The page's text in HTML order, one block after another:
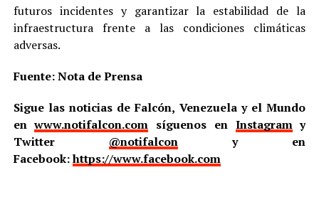
futuros incidentes y garantizar la estabilidad de la
infraestructura frente a las condiciones climáticas
adversas.
Fuente: Nota de Prensa
Sigue las noticias de Falcón, Venezuela y el Mundo
enwww.notifalcon.com síguenos en Instagramy
Twitter @notifalcony en
Facebook:https://www.facebook.com